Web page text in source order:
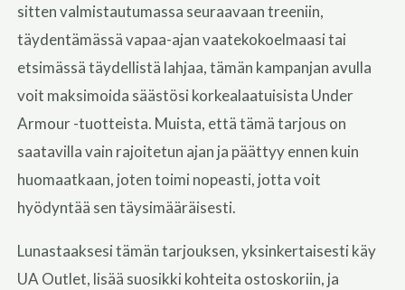
sitten valmistautumassa seuraavaan treeniin,
täydentämässä vapaa-ajan vaatekokoelmaasi tai
etsimässä täydellistä lahjaa, tämän kampanjan avulla
voit maksimoida säästösi korkealaatuisista Under
Armour -tuotteista. Muista, että tämä tarjous on
saatavilla vain rajoitetun ajan ja päättyy ennen kuin
huomaatkaan, joten toimi nopeasti, jotta voit
hyödyntää sen täysimääräisesti.
Lunastaaksesi tämän tarjouksen, yksinkertaisesti käy
UA Outlet, lisää suosikki kohteita ostoskoriin, ja